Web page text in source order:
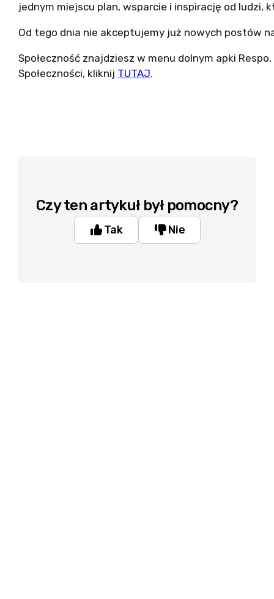
jednym miejscu plan, wsparcie i inspirację od ludzi,
Od tego dnia nie akceptujemy już nowych postów
Społeczność znajdziesz w menu dolnym apki
Społeczności, kliknij TUTAJ.
Czy ten artykuł był pomocny?
Tak Nie